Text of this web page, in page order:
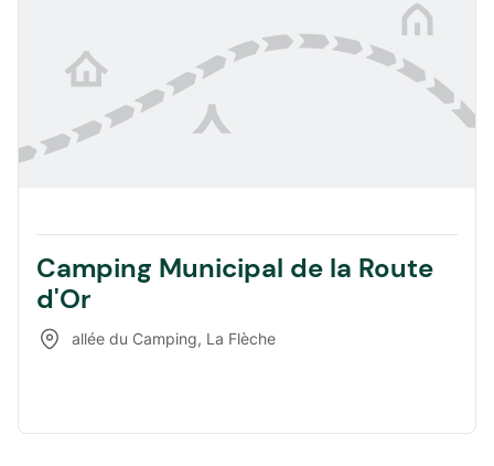
Camping Municipal de la Route
d'Or
allée du Camping, La Flèche